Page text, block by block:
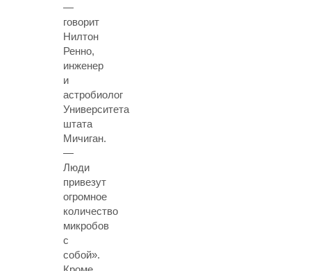
—
говорит
Нилтон
Ренно,
инженер
и
астробиолог
Университета
штата
Мичиган.
—
Люди
привезут
огромное
количество
микробов
с
собой».